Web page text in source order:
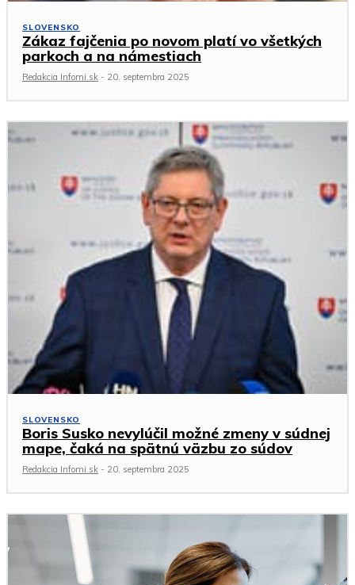
SLOVENSKO
Zákaz fajčenia po novom platí vo všetkých
parkoch a na námestiach
Redakcia Infomi.sk - 20. septembra 2025
SLOVENSKO
Boris Susko nevylúčil možné zmeny v súdnej
mape, čaká na spätnú väzbu zo súdov
Redakcia Infomi.sk - 20. septembra 2025